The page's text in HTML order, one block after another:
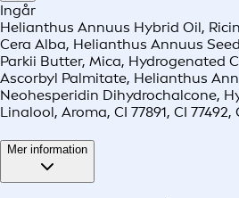
Ingår
Helianthus Annuus Hybrid Oil,
Cera Alba, Helianthus Annuus
Parkii Butter, Mica, Hydrogenated
Ascorbyl Palmitate, Helianthus
Neohesperidin Dihydrochalcone,
Linalool, Aroma, CI 77891, CI 77492,
Mer information